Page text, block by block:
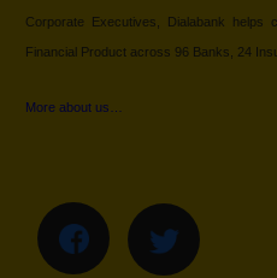
Corporate Executives, Dialabank helps
Financial Product across 96 Banks, 24
More about us…